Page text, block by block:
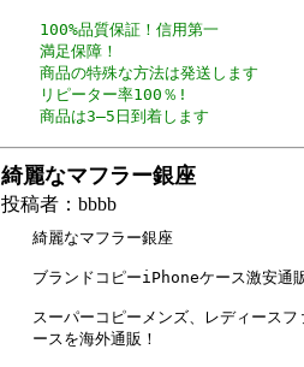
100%品質保証！信用第一
満足保障！
商品の特殊な方法は発送します
リピーター率100％!
商品は3―5日到着します
綺麗なマフラー銀座
投稿者：bbbb
綺麗なマフラー銀座
ブランドコピーiPhoneケース激
スーパーコピーメンズ、レディース
ースを海外通販！